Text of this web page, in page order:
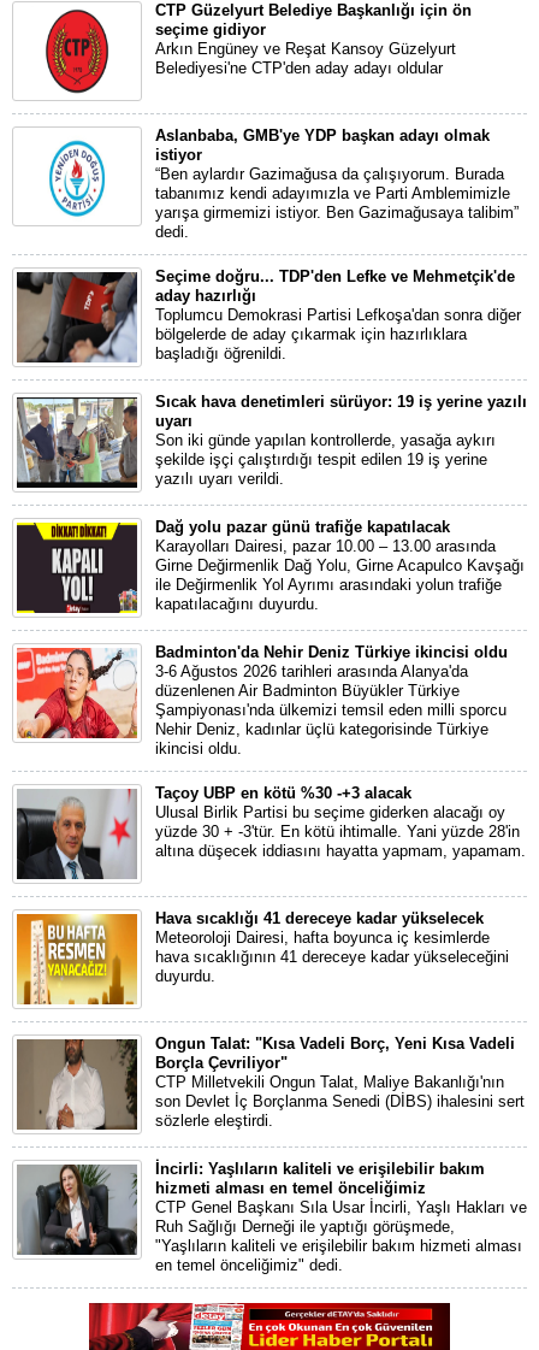
CTP Güzelyurt Belediye Başkanlığı için ön
seçime gidiyor
Arkın Engüney ve Reşat Kansoy Güzelyurt
Belediyesi'ne CTP'den aday adayı oldular
Aslanbaba, GMB'ye YDP başkan adayı olmak
istiyor
“Ben aylardır Gazimağusa da çalışıyorum. Burada
tabanımız kendi adayımızla ve Parti Amblemimizle
yarışa girmemizi istiyor. Ben Gazimağusaya talibim”
dedi.
Seçime doğru... TDP'den Lefke ve Mehmetçik'de
aday hazırlığı
Toplumcu Demokrasi Partisi Lefkoşa'dan sonra diğer
bölgelerde de aday çıkarmak için hazırlıklara
başladığı öğrenildi.
Sıcak hava denetimleri sürüyor: 19 iş yerine yazılı
uyarı
Son iki günde yapılan kontrollerde, yasağa aykırı
şekilde işçi çalıştırdığı tespit edilen 19 iş yerine
yazılı uyarı verildi.
Dağ yolu pazar günü trafiğe kapatılacak
Karayolları Dairesi, pazar 10.00 – 13.00 arasında
Girne Değirmenlik Dağ Yolu, Girne Acapulco Kavşağı
ile Değirmenlik Yol Ayrımı arasındaki yolun trafiğe
kapatılacağını duyurdu.
Badminton'da Nehir Deniz Türkiye ikincisi oldu
3-6 Ağustos 2026 tarihleri arasında Alanya'da
düzenlenen Air Badminton Büyükler Türkiye
Şampiyonası'nda ülkemizi temsil eden milli sporcu
Nehir Deniz, kadınlar üçlü kategorisinde Türkiye
ikincisi oldu.
Taçoy UBP en kötü %30 -+3 alacak
Ulusal Birlik Partisi bu seçime giderken alacağı oy
yüzde 30 + -3'tür. En kötü ihtimalle. Yani yüzde 28'in
altına düşecek iddiasını hayatta yapmam, yapamam.
Hava sıcaklığı 41 dereceye kadar yükselecek
Meteoroloji Dairesi, hafta boyunca iç kesimlerde
hava sıcaklığının 41 dereceye kadar yükseleceğini
duyurdu.
Ongun Talat: "Kısa Vadeli Borç, Yeni Kısa Vadeli
Borçla Çevriliyor"
CTP Milletvekili Ongun Talat, Maliye Bakanlığı'nın
son Devlet İç Borçlanma Senedi (DİBS) ihalesini sert
sözlerle eleştirdi.
İncirli: Yaşlıların kaliteli ve erişilebilir bakım
hizmeti alması en temel önceliğimiz
CTP Genel Başkanı Sıla Usar İncirli, Yaşlı Hakları ve
Ruh Sağlığı Derneği ile yaptığı görüşmede,
"Yaşlıların kaliteli ve erişilebilir bakım hizmeti alması
en temel önceliğimiz" dedi.